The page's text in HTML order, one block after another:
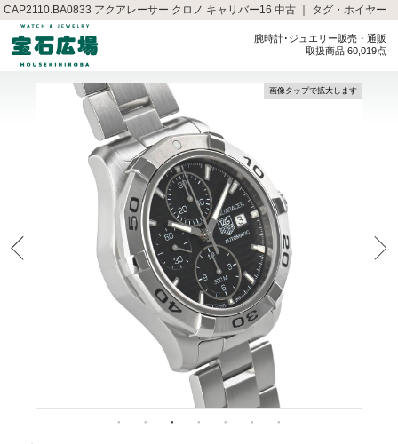
CAP2110.BA0833 アクアレーサー クロノ キャリバー16 中古 ｜ タグ・ホイヤー
腕時計･ジュエリー販売・通販
取扱商品 60,019点
画像タップで拡大します